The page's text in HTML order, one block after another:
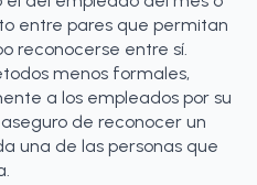
entre pares que permitan
reconocerse entre sí.
menos formales,
a los empleados por su
de reconocer un
una de las personas que